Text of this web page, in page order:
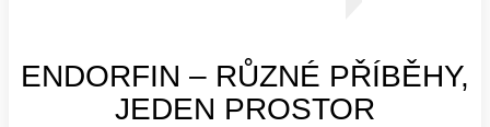
ENDORFIN – RŮZNÉ PŘÍBĚHY,
JEDEN PROSTOR